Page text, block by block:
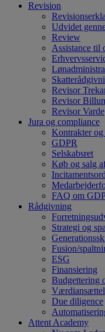
Revision
Udvidet
Review
Assistance til
Revisor
Revisor
Revisor Varde
Jura og compliance
Kontrakter og
GDPR
Selskabsret
Køb og salg
FAQ om
Rådgivning
Strategi og
Fusion/
ESG
Finansiering
Budgettering
Due diligence
Attent Academy